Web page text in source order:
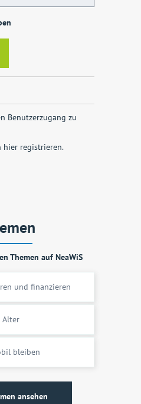
Benutzerzugang zu
hier registrieren.
Themen auf NeaWiS
und finanzieren
Alter
bleiben
ansehen